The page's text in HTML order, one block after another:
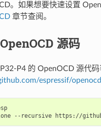
。如果想要快速设置
章节查阅。
源码
P4 的 OpenOCD 源代
espressif/
--recursive